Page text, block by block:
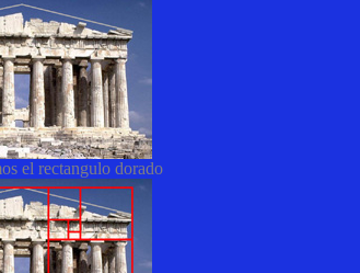
el rectangulo dorado